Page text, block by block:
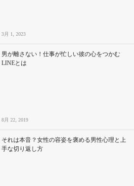
3月 1, 2023
男が離さない！仕事が忙しい彼の心をつかむ
LINEとは
8月 22, 2019
それは本音？女性の容姿を褒める男性心理と上
手な切り返し方